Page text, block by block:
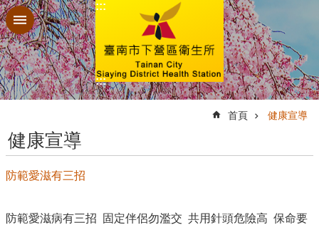
跳到主要內容區塊
:::
:::
首頁 健康宣導
健康宣導
防範愛滋有三招
防範愛滋病有三招 固定伴侶勿濫交 共用針頭危險高 保命要